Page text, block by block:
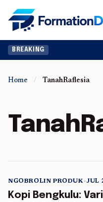
BREAKING
Home / TanahRaflesia
NGOBROLIN PRODUK•JUL
Kopi Bengkulu: